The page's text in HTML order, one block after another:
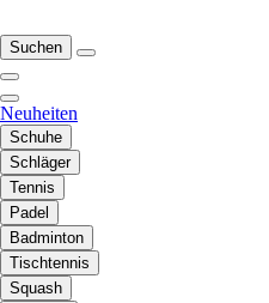
Suchen
Neuheiten
Schuhe
Schläger
Tennis
Padel
Badminton
Tischtennis
Squash